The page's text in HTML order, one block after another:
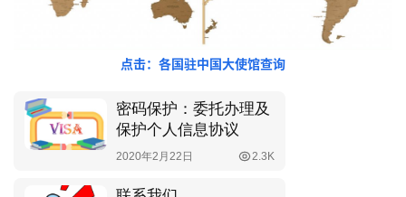
点击：各国驻中国大使馆查询